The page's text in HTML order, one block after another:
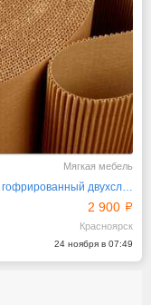
Мягкая мебель
Картон гофрированный двухслойный, 1,05х25м
2 900
Красноярск
24 ноября в 07:49